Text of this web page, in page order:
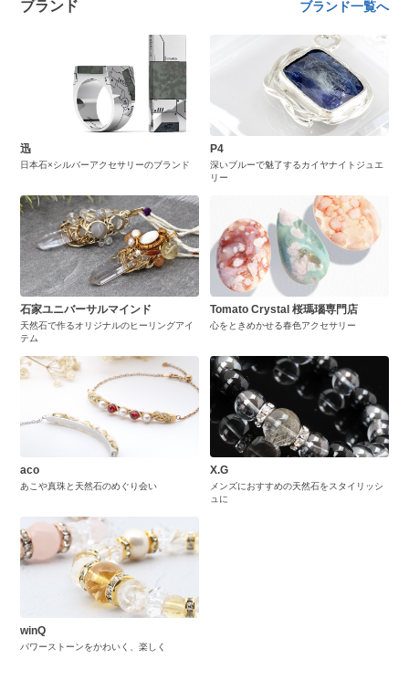
ブランド ブランド一覧へ
迅
日本石×シルバーアクセサリーのブランド
P4
深いブルーで魅了するカイヤナイトジュエ
リー
石家ユニバーサルマインド
天然石で作るオリジナルのヒーリングアイ
テム
Tomato Crystal 桜瑪瑙専門店
心をときめかせる春色アクセサリー
aco
あこや真珠と天然石のめぐり会い
X.G
メンズにおすすめの天然石をスタイリッシ
ュに
winQ
パワーストーンをかわいく、楽しく